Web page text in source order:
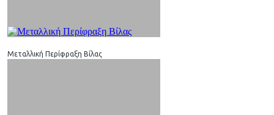
Μεταλλική Περίφραξη Βίλας